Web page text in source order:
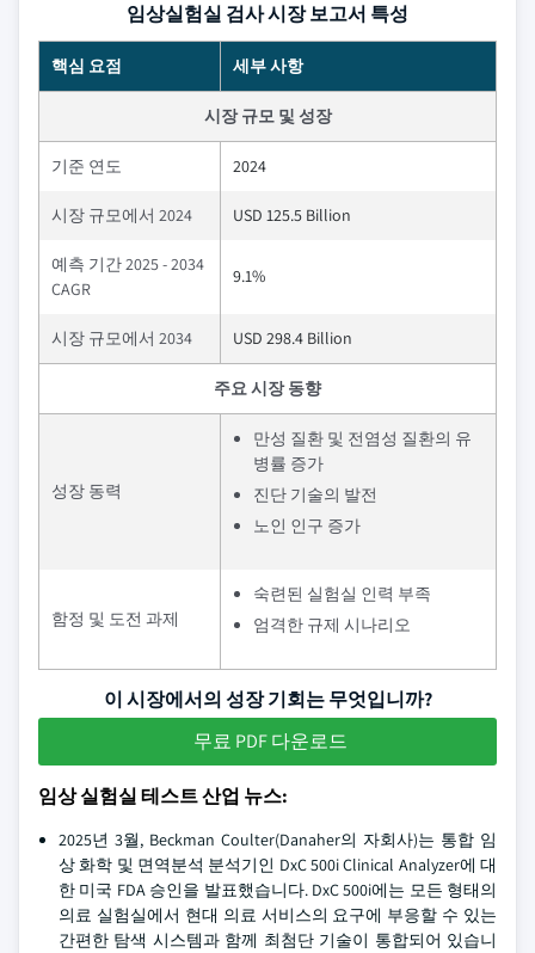
임상실험실 검사 시장 보고서 특성
핵심 요점 세부 사항
시장 규모 및 성장
기준 연도 2024
시장 규모에서 2024 USD 125.5 Billion
예측 기간 2025 - 2034
CAGR
9.1%
시장 규모에서 2034 USD 298.4 Billion
주요 시장 동향
성장 동력
만성 질환 및 전염성 질환의 유
병률 증가
진단 기술의 발전
노인 인구 증가
함정 및 도전 과제
숙련된 실험실 인력 부족
엄격한 규제 시나리오
이 시장에서의 성장 기회는 무엇입니까?
무료 PDF 다운로드
임상 실험실 테스트 산업 뉴스:
2025년 3월, Beckman Coulter(Danaher의 자회사)는 통합 임
상 화학 및 면역분석 분석기인 DxC 500i Clinical Analyzer에 대
한 미국 FDA 승인을 발표했습니다. DxC 500i에는 모든 형태의
의료 실험실에서 현대 의료 서비스의 요구에 부응할 수 있는
간편한 탐색 시스템과 함께 최첨단 기술이 통합되어 있습니